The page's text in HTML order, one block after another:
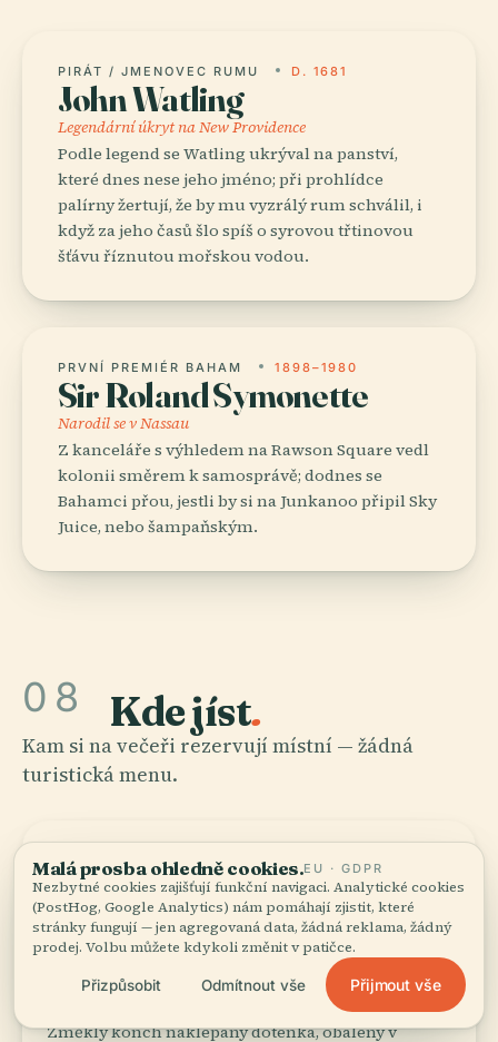
PIRÁT / JMENOVEC RUMU D. 1681
John Watling
Legendární úkryt na New Providence
Podle legend se Watling ukrýval na panství,
které dnes nese jeho jméno; při prohlídce
palírny žertují, že by mu vyzrálý rum schválil, i
když za jeho časů šlo spíš o syrovou třtinovou
šťávu říznutou mořskou vodou.
PRVNÍ PREMIÉR BAHAM 1898–1980
Sir Roland Symonette
Narodil se v Nassau
Z kanceláře s výhledem na Rawson Square vedl
kolonii směrem k samosprávě; dodnes se
Bahamci přou, jestli by si na Junkanoo připil Sky
Juice, nebo šampaňským.
08 Kde jíst.
Kam si na večeři rezervují místní — žádná
turistická menu.
CRACKED CONCH V TWIN BROTHERS
Cracked Conch v Twin
Brothers
Změklý konch naklepaný dotenka, obalený v
Malá prosba ohledně cookies.EU · GDPR
Nezbytné cookies zajišťují funkční navigaci. Analytické cookies
(PostHog, Google Analytics) nám pomáhají zjistit, které
stránky fungují — jen agregovaná data, žádná reklama, žádný
prodej. Volbu můžete kdykoli změnit v patičce.
Přizpůsobit Odmítnout vše Přijmout vše